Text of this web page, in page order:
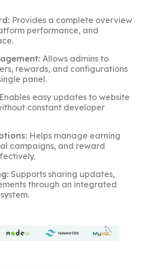
Provides a complete overview
performance, and
Allows admins to
rewards, and configurations
panel.
Enables easy updates to website
constant developer
Helps manage earning
campaigns, and reward
Supports sharing updates,
through an integrated